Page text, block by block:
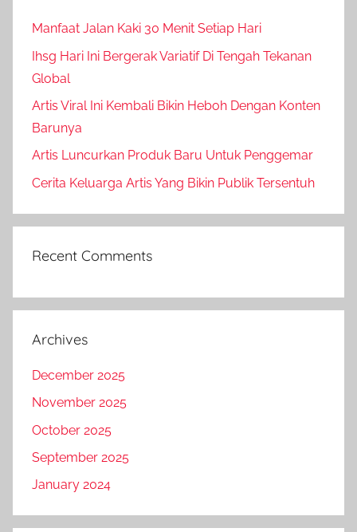
Manfaat Jalan Kaki 30 Menit Setiap Hari
Ihsg Hari Ini Bergerak Variatif Di Tengah Tekanan
Global
Artis Viral Ini Kembali Bikin Heboh Dengan Konten
Barunya
Artis Luncurkan Produk Baru Untuk Penggemar
Cerita Keluarga Artis Yang Bikin Publik Tersentuh
Recent Comments
Archives
December 2025
November 2025
October 2025
September 2025
January 2024